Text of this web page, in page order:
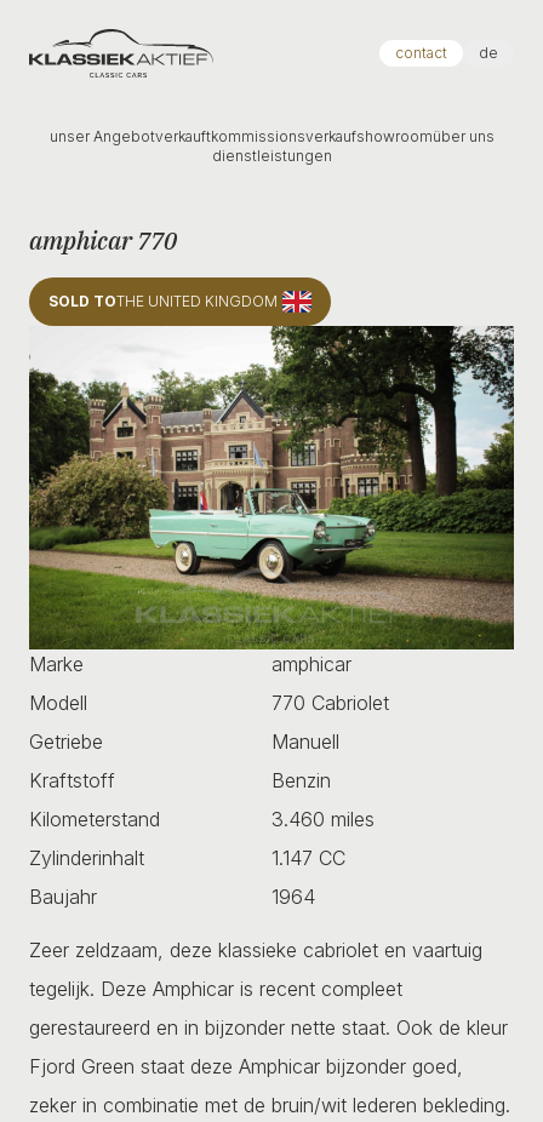
Klassiek Aktief contact de
unser Angebotverkauftkommissionsverkaufshowroomüber uns
dienstleistungen
amphicar 770
SOLD TOTHE UNITED KINGDOM
Marke
amphicar
Modell
770 Cabriolet
Getriebe
Manuell
Kraftstoff
Benzin
Kilometerstand
3.460 miles
Zylinderinhalt
1.147 CC
Baujahr
1964
Zeer zeldzaam, deze klassieke cabriolet en vaartuig
tegelijk. Deze Amphicar is recent compleet
gerestaureerd en in bijzonder nette staat. Ook de kleur
Fjord Green staat deze Amphicar bijzonder goed,
zeker in combinatie met de bruin/wit lederen bekleding.